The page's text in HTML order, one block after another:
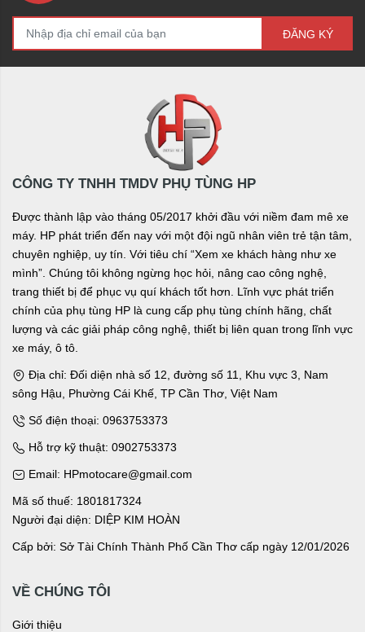
ĐĂNG KÝ
CÔNG TY TNHH TMDV PHỤ TÙNG HP
Được thành lập vào tháng 05/2017 khởi đầu với niềm đam mê xe
máy. HP phát triển đến nay với một đội ngũ nhân viên trẻ tận tâm,
chuyên nghiệp, uy tín. Với tiêu chí “Xem xe khách hàng như xe
mình”. Chúng tôi không ngừng học hỏi, nâng cao công nghệ,
trang thiết bị để phục vụ quí khách tốt hơn. Lĩnh vực phát triển
chính của phụ tùng HP là cung cấp phụ tùng chính hãng, chất
lượng và các giải pháp công nghệ, thiết bị liên quan trong lĩnh vực
xe máy, ô tô.
Địa chỉ: Đối diện nhà số 12, đường số 11, Khu vực 3, Nam
sông Hậu, Phường Cái Khế, TP Cần Thơ, Việt Nam
Số điện thoại: 0963753373
Hỗ trợ kỹ thuật: 0902753373
Email: HPmotocare@gmail.com
Mã số thuế: 1801817324
Người đại diện: DIỆP KIM HOÀN
Cấp bởi: Sở Tài Chính Thành Phố Cần Thơ cấp ngày 12/01/2026
VỀ CHÚNG TÔI
Giới thiệu